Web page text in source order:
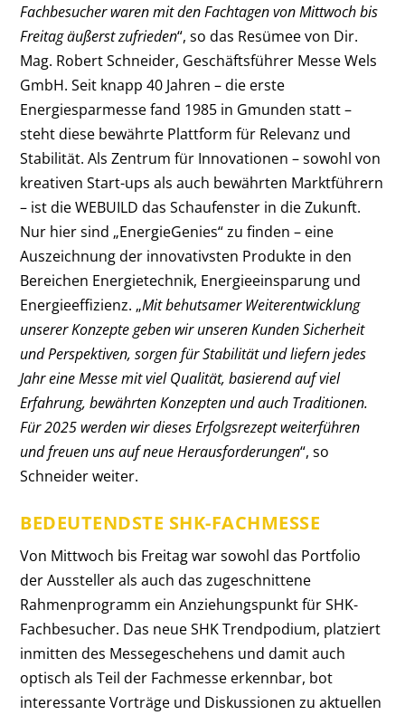
Fachbesucher waren mit den Fachtagen von Mittwoch bis
Freitag äußerst zufrieden“, so das Resümee von Dir.
Mag. Robert Schneider, Geschäftsführer Messe Wels
GmbH. Seit knapp 40 Jahren – die erste
Energiesparmesse fand 1985 in Gmunden statt –
steht diese bewährte Plattform für Relevanz und
Stabilität. Als Zentrum für Innovationen – sowohl von
kreativen Start-ups als auch bewährten Marktführern
– ist die WEBUILD das Schaufenster in die Zukunft.
Nur hier sind „EnergieGenies“ zu finden – eine
Auszeichnung der innovativsten Produkte in den
Bereichen Energietechnik, Energieeinsparung und
Energieeffizienz. „Mit behutsamer Weiterentwicklung
unserer Konzepte geben wir unseren Kunden Sicherheit
und Perspektiven, sorgen für Stabilität und liefern jedes
Jahr eine Messe mit viel Qualität, basierend auf viel
Erfahrung, bewährten Konzepten und auch Traditionen.
Für 2025 werden wir dieses Erfolgsrezept weiterführen
und freuen uns auf neue Herausforderungen“, so
Schneider weiter.
BEDEUTENDSTE SHK-FACHMESSE
Von Mittwoch bis Freitag war sowohl das Portfolio
der Aussteller als auch das zugeschnittene
Rahmenprogramm ein Anziehungspunkt für SHK-
Fachbesucher. Das neue SHK Trendpodium, platziert
inmitten des Messegeschehens und damit auch
optisch als Teil der Fachmesse erkennbar, bot
interessante Vorträge und Diskussionen zu aktuellen